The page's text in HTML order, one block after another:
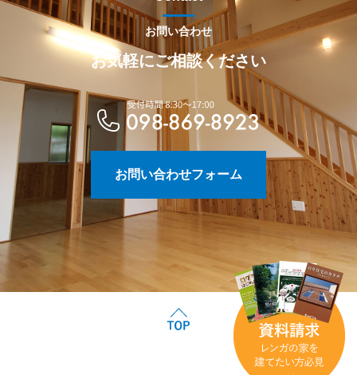
お問い合わせ
お気軽にご相談ください
お問い合わせフォーム